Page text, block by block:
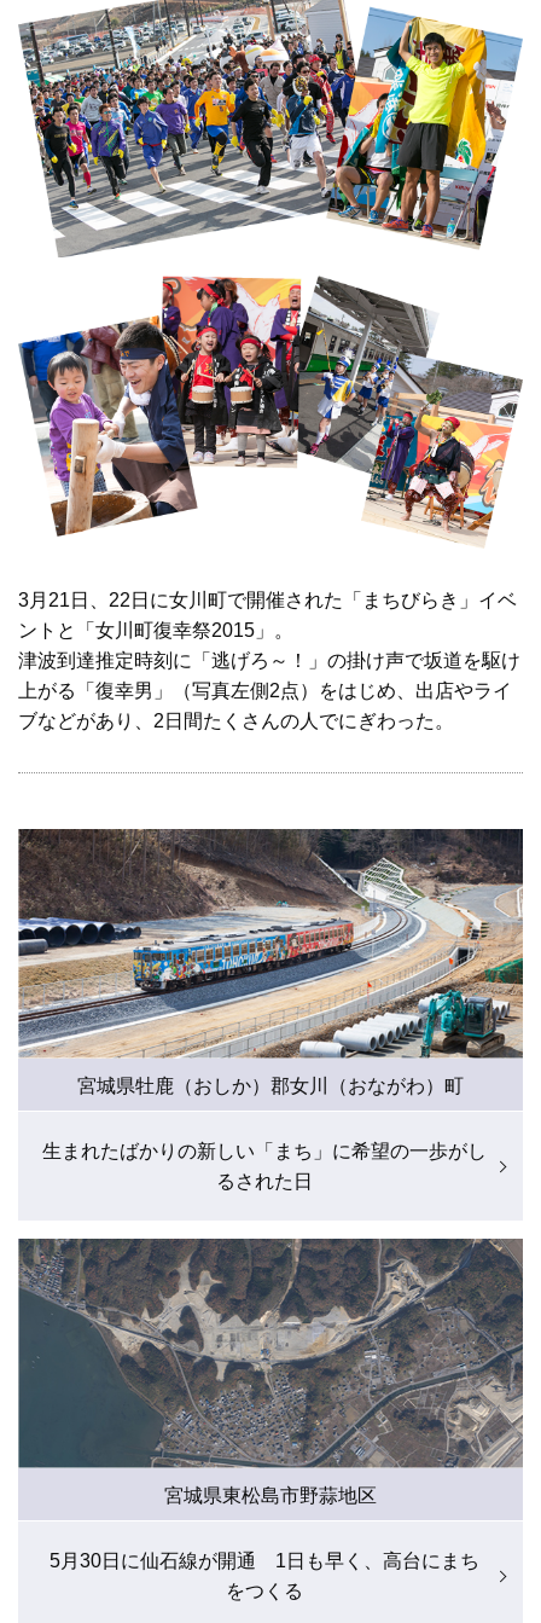
3月21日、22日に女川町で開催された「まちびらき」イベ
ントと「女川町復幸祭2015」。
津波到達推定時刻に「逃げろ～！」の掛け声で坂道を駆け
上がる「復幸男」（写真左側2点）をはじめ、出店やライ
ブなどがあり、2日間たくさんの人でにぎわった。
宮城県牡鹿（おしか）郡女川（おながわ）町
生まれたばかりの新しい「まち」に希望の一歩がし
るされた日
宮城県東松島市野蒜地区
5月30日に仙石線が開通 1日も早く、高台にまち
をつくる